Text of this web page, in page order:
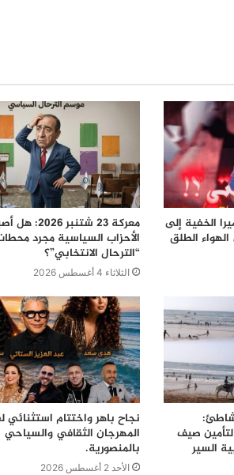
الخفية إلى
الطلق
معركة 23 شتنبر
الأحزاب السياسية مجرد
“الترحال الانتخابي”؟
الثلاثاء 4 أغسطس 2026
صيف
السير
نجاح باهر واختتام استثنائي
المهرجان الثقافي والسياحي
بالمنصورية.
الأحد 2 أغسطس 2026